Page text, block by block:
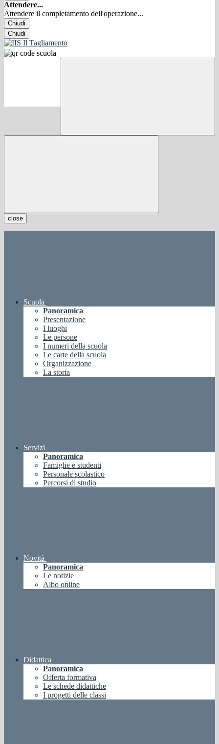
Attendere...
Attendere il completamento dell'operazione...
Chiudi
Chiudi
close
Scuola
Panoramica
Presentazione
I luoghi
Le persone
I numeri della scuola
Le carte della scuola
Organizzazione
La storia
Servizi
Panoramica
Famiglie e studenti
Personale scolastico
Percorsi di studio
Novità
Panoramica
Le notizie
Albo online
Didattica
Panoramica
Offerta formativa
Le schede didattiche
I progetti delle classi